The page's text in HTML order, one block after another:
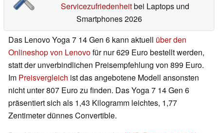
Servicezufriedenheitbei Laptops und
Smartphones 2026
Das Lenovo Yoga 7 14 Gen 6 kann aktuell über den
Onlineshop von Lenovofür nur 629 Euro bestellt werden,
statt der unverbindlichen Preisempfehlung von 899 Euro.
Im Preisvergleich ist das angebotene Modell ansonsten
nicht unter 807 Euro zu finden. Das Yoga 7 14 Gen 6
präsentiert sich als 1,43 Kilogramm leichtes, 1,77
Zentimeter dünnes Convertible.